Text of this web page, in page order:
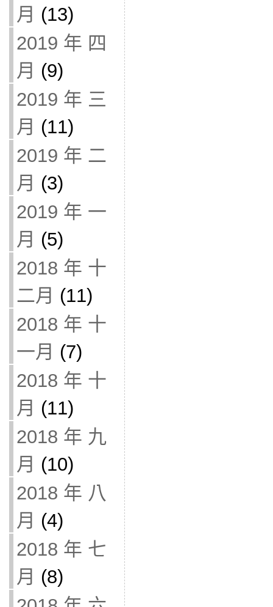
月 (13)
2019 年 四
月 (9)
2019 年 三
月 (11)
2019 年 二
月 (3)
2019 年 一
月 (5)
2018 年 十
二月 (11)
2018 年 十
一月 (7)
2018 年 十
月 (11)
2018 年 九
月 (10)
2018 年 八
月 (4)
2018 年 七
月 (8)